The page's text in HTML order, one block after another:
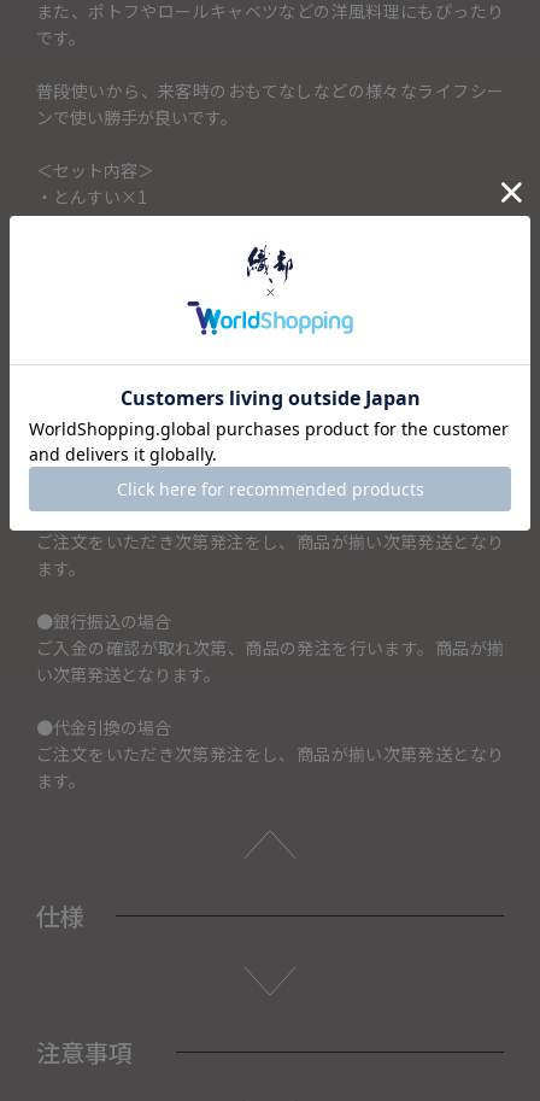
また、ポトフやロールキャベツなどの洋風料理にもぴったり
です。
普段使いから、来客時のおもてなしなどの様々なライフシー
ンで使い勝手が良いです。
＜セット内容＞
・とんすい×1
こちらの商品はご注文をいただき次第、メーカーに発注する
商品となります。ご注文をいただいてからお届けまでに1ヶ月
が届き次第、まとめて発送となります。
●クレジットカード・PayPay・d払い・ソフトバンクまとめ
て支払い・auかんたん決済・楽天ペイ・Amazon Payの場合
ご注文いただいた当日、または翌営業日の入金となります。
ご注文をいただき次第発注をし、商品が揃い次第発送となり
ます。
●銀行振込の場合
ご入金の確認が取れ次第、商品の発注を行います。商品が揃
い次第発送となります。
●代金引換の場合
ご注文をいただき次第発注をし、商品が揃い次第発送となり
ます。
仕様
注意事項